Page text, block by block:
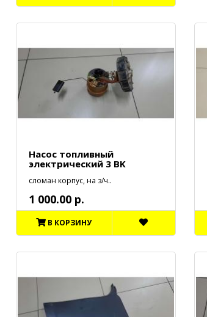
Насос топливный
электрический 3 BK
сломан корпус, на з/ч..
1 000.00 р.
В КОРЗИНУ